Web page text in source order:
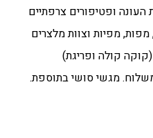
העונה ופטיפורים צרפתיים
מפיות וצוות מלצרים
קולה ופריגת)
מגשי סושי בתוספת.